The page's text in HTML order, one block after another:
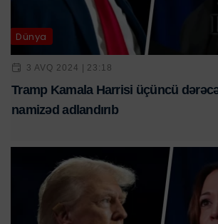
Dünya
3 AVQ 2024 | 23:18
Tramp Kamala Harrisi üçüncü
namizəd adlandırıb